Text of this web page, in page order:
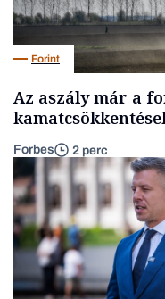
Forint
Az aszály már a
Forbes 2 perc